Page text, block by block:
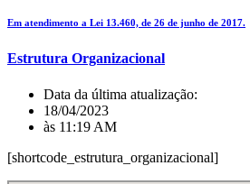
Em atendimento a Lei 13.460, de 26 de junho de 2017.
Estrutura Organizacional
Data da última atualização:
18/04/2023
às 11:19 AM
[shortcode_estrutura_organizacional]